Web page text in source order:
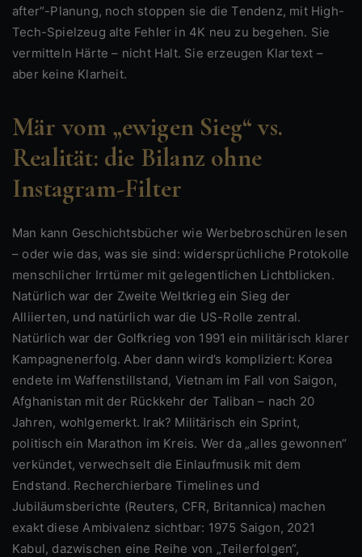
after“-Planung, noch stoppen sie die Tendenz, mit High-
Tech-Spielzeug alte Fehler in 4K neu zu begehen. Sie
vermitteln Härte – nicht Halt. Sie erzeugen Klartext –
aber keine Klarheit.
Mär vom „ewigen Sieg“ vs.
Realität: die Bilanz ohne
Instagram-Filter
Man kann Geschichtsbücher wie Werbebroschüren lesen
– oder wie das, was sie sind: widersprüchliche Protokolle
menschlicher Irrtümer mit gelegentlichen Lichtblicken.
Natürlich war der Zweite Weltkrieg ein Sieg der
Alliierten, und natürlich war die US-Rolle zentral.
Natürlich war der Golfkrieg von 1991 ein militärisch klarer
Kampagnenerfolg. Aber dann wird’s kompliziert: Korea
endete im Waffenstillstand, Vietnam im Fall von Saigon,
Afghanistan mit der Rückkehr der Taliban – nach 20
Jahren, wohlgemerkt. Irak? Militärisch ein Sprint,
politisch ein Marathon im Kreis. Wer da „alles gewonnen“
verkündet, verwechselt die Einlaufmusik mit dem
Endstand. Recherchierbare Timelines und
Jubiläumsberichte (Reuters, CFR, Britannica) machen
exakt diese Ambivalenz sichtbar: 1975 Saigon, 2021
Kabul, dazwischen eine Reihe von „Teilerfolgen“,